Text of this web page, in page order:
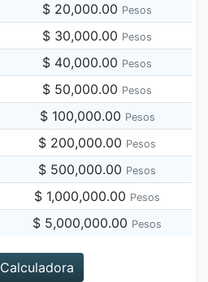
$ 20,000.00 Pesos
$ 30,000.00 Pesos
$ 40,000.00 Pesos
$ 50,000.00 Pesos
$ 100,000.00 Pesos
$ 200,000.00 Pesos
$ 500,000.00 Pesos
$ 1,000,000.00 Pesos
$ 5,000,000.00 Pesos
Calculadora